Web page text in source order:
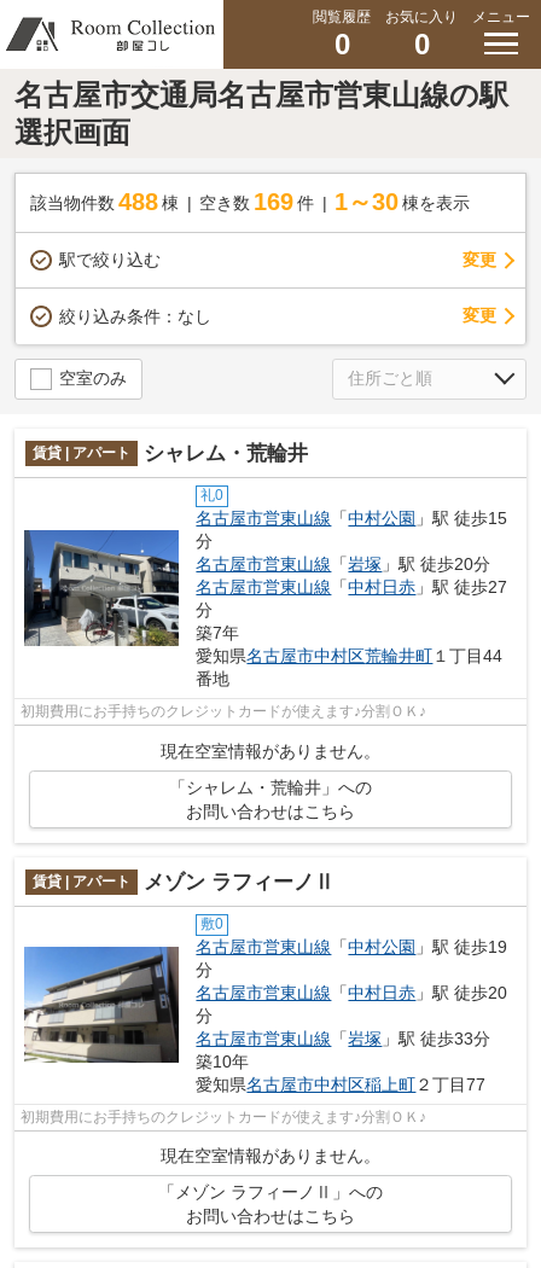
閲覧履歴
0
お気に入り
0
メニュー
名古屋市交通局名古屋市営東山線の駅
選択画面
該当物件数 488棟 空き数 169 件 1～30 棟を表示
駅で絞り込む 変更
絞り込み条件： なし 変更
空室のみ
賃貸 | アパート シャレム・荒輪井
礼0
名古屋市営東山線 「中村公園 」駅 徒歩15
分
名古屋市営東山線 「岩塚 」駅 徒歩20分
名古屋市営東山線 「中村日赤 」駅 徒歩27
分
築7年
愛知県名古屋市中村区荒輪井町 １丁目44
番地
初期費用にお手持ちのクレジットカードが使えます♪分割ＯＫ♪
現在空室情報がありません。
「シャレム・荒輪井」への
お問い合わせはこちら
賃貸 | アパート メゾン ラフィーノⅡ
敷0
名古屋市営東山線 「中村公園 」駅 徒歩19
分
名古屋市営東山線 「中村日赤 」駅 徒歩20
分
名古屋市営東山線 「岩塚 」駅 徒歩33分
築10年
愛知県名古屋市中村区稲上町２丁目77
初期費用にお手持ちのクレジットカードが使えます♪分割ＯＫ♪
現在空室情報がありません。
「メゾン ラフィーノⅡ」への
お問い合わせはこちら